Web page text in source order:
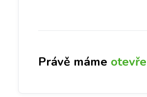
Právě máme